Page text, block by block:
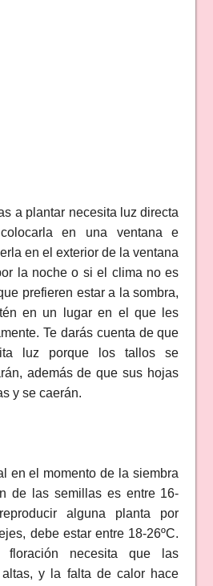
a plantar necesita luz directa
en una ventana e
en el exterior de la ventana
la noche o si el clima no es
prefieren estar a la sombra,
en un lugar en el que les
Te darás cuenta de que
luz porque los tallos se
además de que sus hojas
y se caerán.
en el momento de la siembra
de las semillas es entre 16-
alguna planta por
debe estar entre 18-26ºC.
necesita que las
altas, y la falta de calor hace